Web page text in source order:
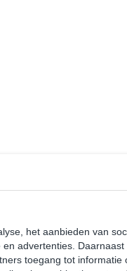
het aanbieden van
advertenties. Daarnaast
toegang tot informatie